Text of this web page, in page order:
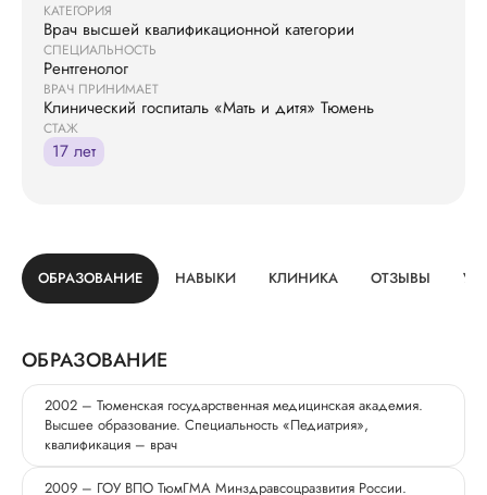
КАТЕГОРИЯ
Врач высшей квалификационной категории
СПЕЦИАЛЬНОСТЬ
Рентгенолог
ВРАЧ ПРИНИМАЕТ
Клинический госпиталь «Мать и дитя» Тюмень
СТАЖ
17 лет
ОБРАЗОВАНИЕ НАВЫКИ КЛИНИКА ОТЗЫВЫ
ОБРАЗОВАНИЕ
2002 – Тюменская государственная медицинская академия.
Высшее образование. Специальность «Педиатрия»,
квалификация – врач
2009 – ГОУ ВПО ТюмГМА Минздравсоцразвития России.